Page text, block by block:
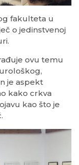
fakulteta u
o jedinstvenoj
ovu temu
je aspekt
kako crkva
kao što je